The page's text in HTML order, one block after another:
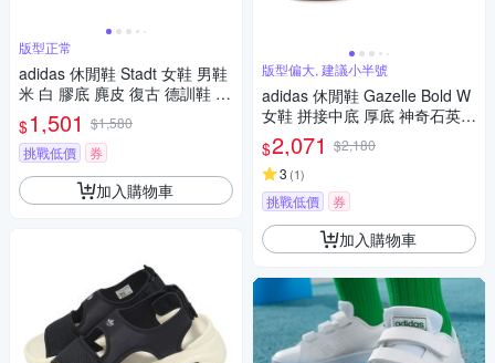
版型正常
adidas 休閒鞋 Stadt 女鞋 男鞋
米 白 膠底 麂皮 復古 德訓鞋 愛
迪達 JQ2599
$1,501 $1,580
挑戰低價
券
加入購物車
版型偏大, 建議小半號
adidas 休閒鞋 Gazelle Bold W
女鞋 拼接中底 厚底 神奇石英色
核心黑 粉紅 麂皮 愛迪達 IE042
9
$2,071 $2,180
3 (1)
挑戰低價 券
加入購物車